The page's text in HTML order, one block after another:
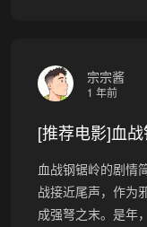
宗宗酱
1 年前
[推荐电影]血
血战钢锯岭的剧情
战接近尾声，作为
成强弩之末。是年